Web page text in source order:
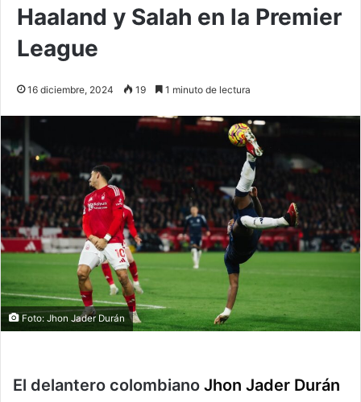
Haaland y Salah en la Premier
League
16 diciembre, 2024 19 1 minuto de lectura
Foto: Jhon Jader Durán
El delantero colombiano Jhon Jader Durán